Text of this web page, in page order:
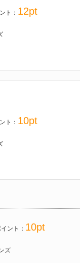
ト： 12pt
ト： 10pt
ント： 10pt
ズ